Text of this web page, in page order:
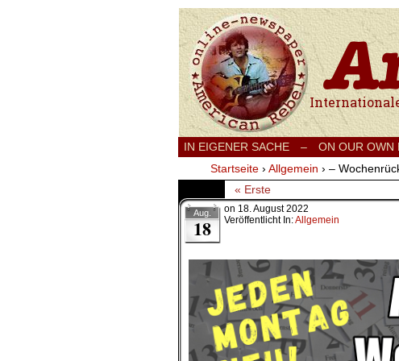
Internationale
IN EIGENER SACHE – ON OUR
Startseite › Allgemein › –
« Erste
Aug.
18
on 18. August 2022
Veröffentlicht In:Allgemein